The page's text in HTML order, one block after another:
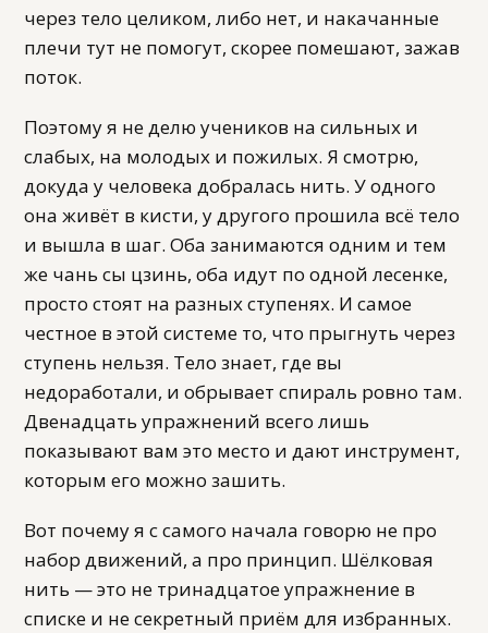
через тело целиком, либо нет, и накачанные
плечи тут не помогут, скорее помешают, зажав
поток.
Поэтому я не делю учеников на сильных и
слабых, на молодых и пожилых. Я смотрю,
докуда у человека добралась нить. У одного
она живёт в кисти, у другого прошила всё тело
и вышла в шаг. Оба занимаются одним и тем
же чань сы цзинь, оба идут по одной лесенке,
просто стоят на разных ступенях. И самое
честное в этой системе то, что прыгнуть через
ступень нельзя. Тело знает, где вы
недоработали, и обрывает спираль ровно там.
Двенадцать упражнений всего лишь
показывают вам это место и дают инструмент,
которым его можно зашить.
Вот почему я с самого начала говорю не про
набор движений, а про принцип. Шёлковая
нить — это не тринадцатое упражнение в
списке и не секретный приём для избранных.